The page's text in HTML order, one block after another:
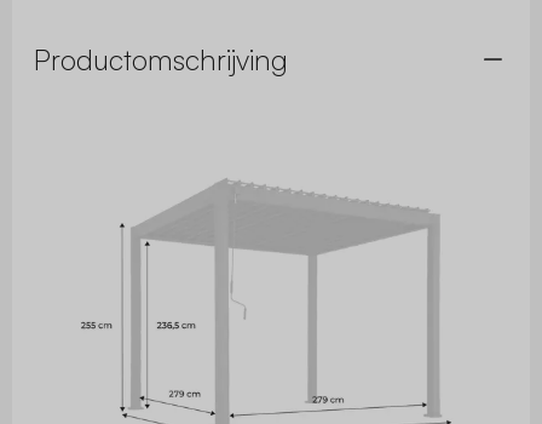
Productomschrijving